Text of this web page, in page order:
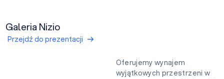
Galeria Nizio
Przejdź do prezentacji
Oferujemy wynajem
wyjątkowych przestrzeni w